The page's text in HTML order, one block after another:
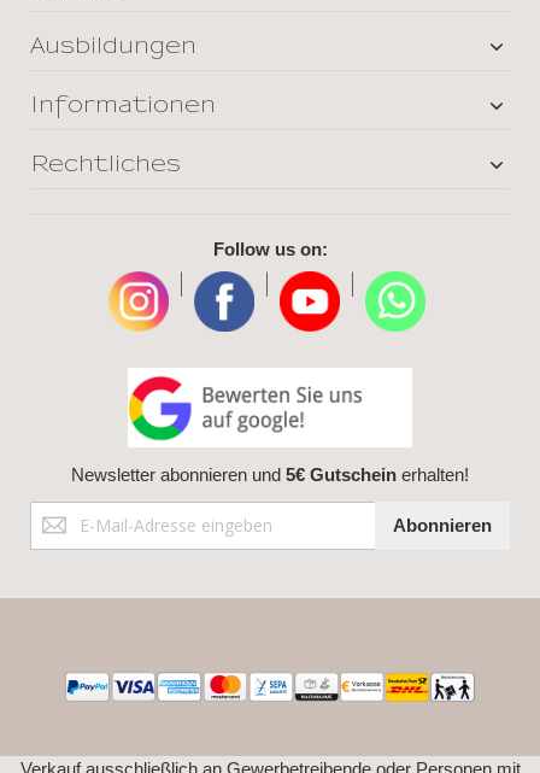
Ausbildungen
Informationen
Rechtliches
Follow us on:
Newsletter abonnieren und 5€ Gutschein erhalten!
Anmeldung
zum
Abonnieren